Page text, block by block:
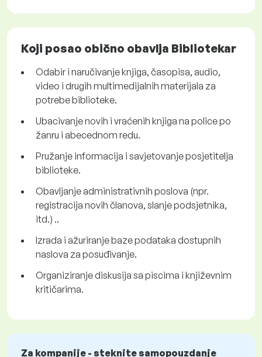
Koji posao obično obavlja Bibliotekar
Odabir i naručivanje knjiga, časopisa, audio,
video i drugih multimedijalnih materijala za
potrebe biblioteke.
Ubacivanje novih i vraćenih knjiga na police po
žanru i abecednom redu.
Pružanje informacija i savjetovanje posjetitelja
biblioteke.
Obavljanje administrativnih poslova (npr.
registracija novih članova, slanje podsjetnika,
itd.) ..
Izrada i ažuriranje baze podataka dostupnih
naslova za posuđivanje.
Organiziranje diskusija sa piscima i književnim
kritičarima.
Za kompanije - steknite samopouzdanje